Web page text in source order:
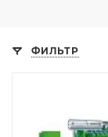
ФИЛЬТР